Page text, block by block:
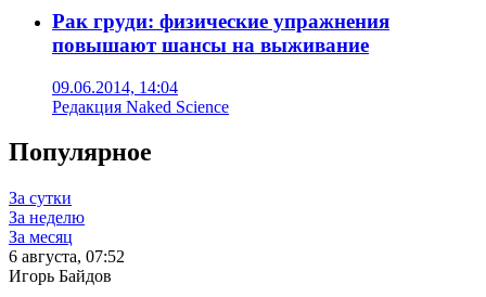
Рак груди: физические упражнения
повышают шансы на выживание
09.06.2014, 14:04
Редакция Naked Science
Популярное
За сутки
За неделю
За месяц
6 августа, 07:52
Игорь Байдов